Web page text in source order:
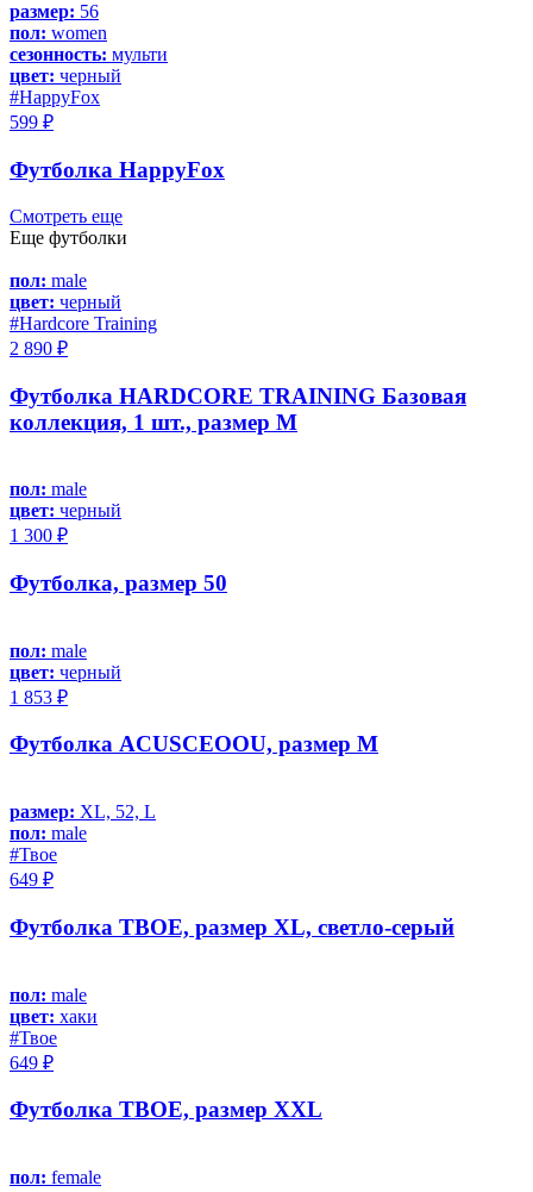
размер: 56
пол: women
сезонность: мульти
цвет: черный
#HappyFox
599 ₽
Футболка HappyFox
Смотреть еще
Еще футболки
пол: male
цвет: черный
#Hardcore Training
2 890 ₽
Футболка HARDCORE TRAINING Базовая
коллекция, 1 шт., размер M
пол: male
цвет: черный
1 300 ₽
Футболка, размер 50
пол: male
цвет: черный
1 853 ₽
Футболка ACUSCEOOU, размер M
размер: XL, 52, L
пол: male
#Твое
649 ₽
Футболка ТВОЕ, размер XL, светло-серый
пол: male
цвет: хаки
#Твое
649 ₽
Футболка ТВОЕ, размер XXL
пол: female